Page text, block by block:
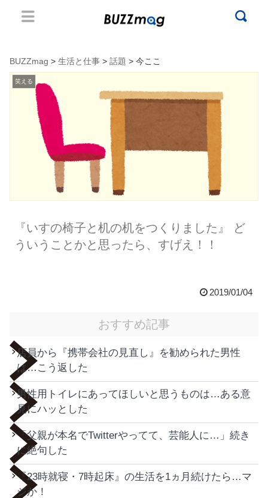
BUZZmag > 生活と仕事 > 話題 > 今ここ
笑える
『いすの椅子と机の机をつくりました』 ど
ういうことかと思ったら、すげえ！！
2019/01/04
おすすめ記事
店員から『携帯会社の見直し』を勧められた男性
は…こう返した
男性用トイレにあってほしいと思うものは…ある意
見にハッとした
「父親が本名でTwitterやってて、芸能人に…」続き
に絶句した
『23時就寝・7時起床』の生活を1ヵ月続けたら…マ
ジか！